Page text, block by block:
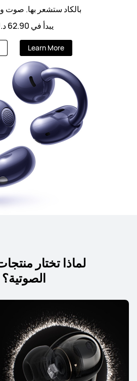
بالكاد ستشعر بها. صوت
يبدأ في 62.90 د.ك
Learn More
لماذا تختار
الصوتية؟